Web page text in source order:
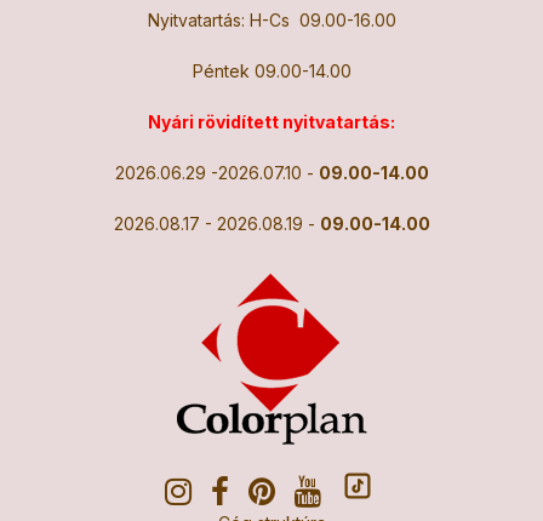
Nyitvatartás: H-Cs 09.00-16.00
Péntek 09.00-14.00
Nyári rövidített nyitvatartás:
2026.06.29 -2026.07.10 - 09.00-14.00
2026.08.17 - 2026.08.19 - 09.00-14.00